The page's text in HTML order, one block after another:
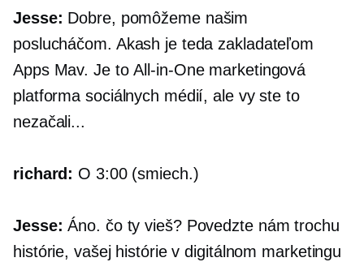
Jesse: Dobre, pomôžeme našim
poslucháčom. Akash je teda zakladateľom
Apps Mav. Je toAll-in-Onemarketingová
platforma sociálnych médií, ale vy ste to
nezačali...
richard: O 3:00 (smiech.)
Jesse: Áno. čo ty vieš? Povedzte nám trochu
histórie, vašej histórie v digitálnom marketingu